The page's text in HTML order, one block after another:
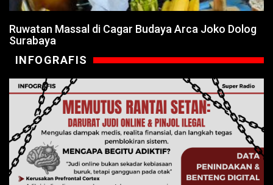
Ruwatan Massal di Cagar Budaya Arca Joko Dolog
Surabaya
INFOGRAFIS